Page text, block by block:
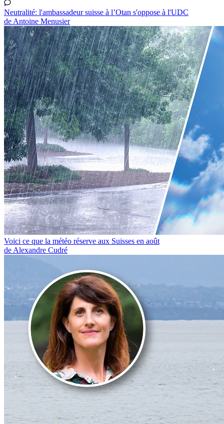
Neutralité: l'ambassadeur suisse à l’Otan s'oppose à l'UDC
de Antoine Menusier
Voici ce que la météo réserve aux Suisses en août
de Alexandre Cudré